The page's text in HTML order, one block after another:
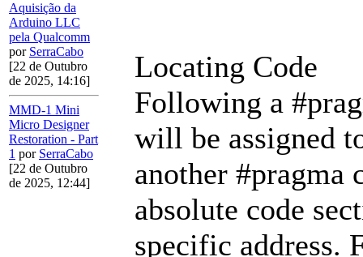
Aquisição da
Arduino LLC
pela Qualcomm
por SerraCabo
[22 de Outubro
de 2025, 14:16]
MMD-1 Mini
Micro Designer
Restoration - Part
1 por SerraCabo
[22 de Outubro
de 2025, 12:44]
Locating Code
Following a
will be assigned
another #pragma
absolute code
specific address.